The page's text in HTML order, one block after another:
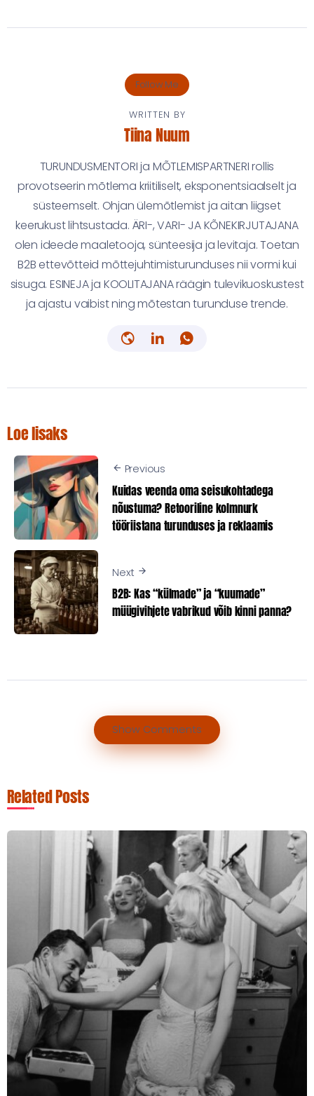
Follow Me
WRITTEN BY
Tiina Nuum
TURUNDUSMENTORI ja MÕTLEMISPARTNERI rollis
provotseerin mõtlema kriitiliselt, eksponentsiaalselt ja
süsteemselt. Ohjan ülemõtlemist ja aitan liigset
keerukust lihtsustada. ÄRI-, VARI- JA KÕNEKIRJUTAJANA
olen ideede maaletooja, sünteesija ja levitaja. Toetan
B2B ettevõtteid mõttejuhtimisturunduses nii vormi kui
sisuga. ESINEJA ja KOOLITAJANA räägin tulevikuoskustest
ja ajastu vaibist ning mõtestan turunduse trende.
Loe lisaks
Previous
Kuidas veenda oma seisukohtadega
nõustuma? Retooriline kolmnurk
tööriistana turunduses ja reklaamis
Next
B2B: Kas “külmade” ja “kuumade”
müügivihjete vabrikud võib kinni panna?
Show Comments
Related Posts